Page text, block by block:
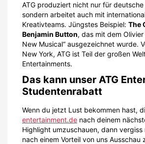
ATG produziert nicht nur für deutsche
sondern arbeitet auch mit
Kreativteams. Jüngstes Beispiel: The
Benjamin Button, das mit dem Olivier
New Musical“ ausgezeichnet wurde.
New York, ATG ist Teil der großen
Entertainments.
Das kann unser ATG
Studentenrabatt
Wenn du jetzt Lust bekommen hast,
entertainment.de nach deinem
Highlight umzuschauen, dann
nach einem Vorteil von uns Ausschau